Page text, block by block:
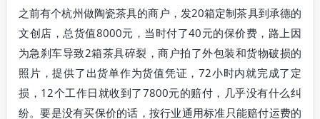
之前有个杭州做陶瓷茶具的商户，发20箱定制茶具到承德的
文创店，总货值8000元，当时付了40元的保价费，路上因
为急刹车导致2箱茶具碎裂，商户拍了外包装和货物破损的
照片，提供了出货单作为货值凭证，72小时内就完成了定
损，12个工作日就收到了7800元的赔付，几乎没有什么纠
纷。要是没有买保价的话，按行业通用标准只能赔付运费的